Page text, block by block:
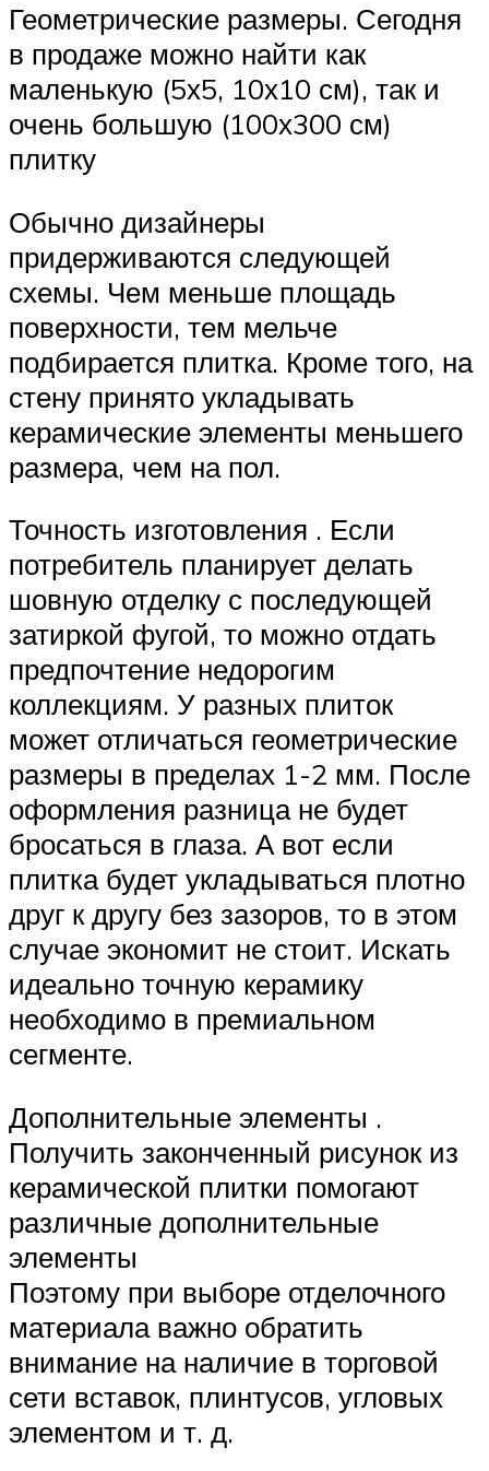
Геометрические размеры. Сегодня
в продаже можно найти как
маленькую (5х5, 10х10 см), так и
очень большую (100х300 см)
плитку
Обычно дизайнеры
придерживаются следующей
схемы. Чем меньше площадь
поверхности, тем мельче
подбирается плитка. Кроме того, на
стену принято укладывать
керамические элементы меньшего
размера, чем на пол.
Точность изготовления . Если
потребитель планирует делать
шовную отделку с последующей
затиркой фугой, то можно отдать
предпочтение недорогим
коллекциям. У разных плиток
может отличаться геометрические
размеры в пределах 1-2 мм. После
оформления разница не будет
бросаться в глаза. А вот если
плитка будет укладываться плотно
друг к другу без зазоров, то в этом
случае экономит не стоит. Искать
идеально точную керамику
необходимо в премиальном
сегменте.
Дополнительные элементы .
Получить законченный рисунок из
керамической плитки помогают
различные дополнительные
элементы
Поэтому при выборе отделочного
материала важно обратить
внимание на наличие в торговой
сети вставок, плинтусов, угловых
элементом и т. д.